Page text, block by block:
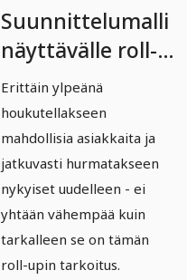
Suunnittelumalli
näyttävälle roll-
upille (Vol. 2) -
Versio 7
Erittäin ylpeänä
houkutellakseen
mahdollisia asiakkaita ja
jatkuvasti hurmatakseen
nykyiset uudelleen - ei
yhtään vähempää kuin
tarkalleen se on tämän
roll-upin tarkoitus.